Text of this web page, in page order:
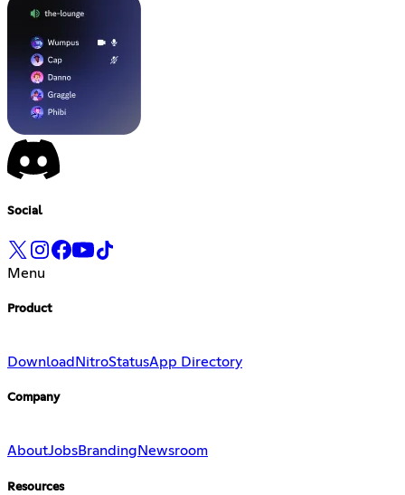
Social
Menu
Product
Download NitroStatusApp Directory
Company
AboutJobsBranding Newsroom
Resources